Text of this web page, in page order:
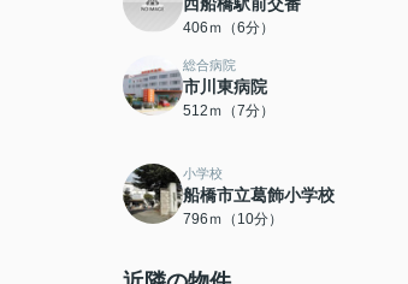
406ｍ（6分）
総合病院
市川東病院
512ｍ（7分）
小学校
船橋市立葛飾小学校
796ｍ（10分）